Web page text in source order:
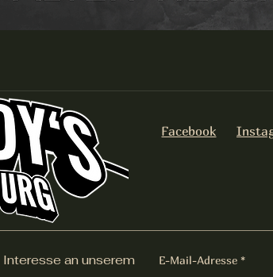
Facebook
Interesse an unserem
E-Mail-Adresse